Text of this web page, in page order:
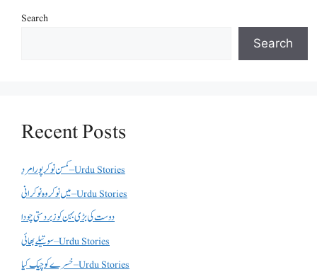
Search
Search
Recent Posts
کمسن نوکر پورا مرد – Urdu Stories
میں نوکر وہ نوکرانی – Urdu Stories
دوست کی بڑی بہن کو زبردستی چودا
سوتیلے بھائی – Urdu Stories
خسرے کو چیک کیا – Urdu Stories